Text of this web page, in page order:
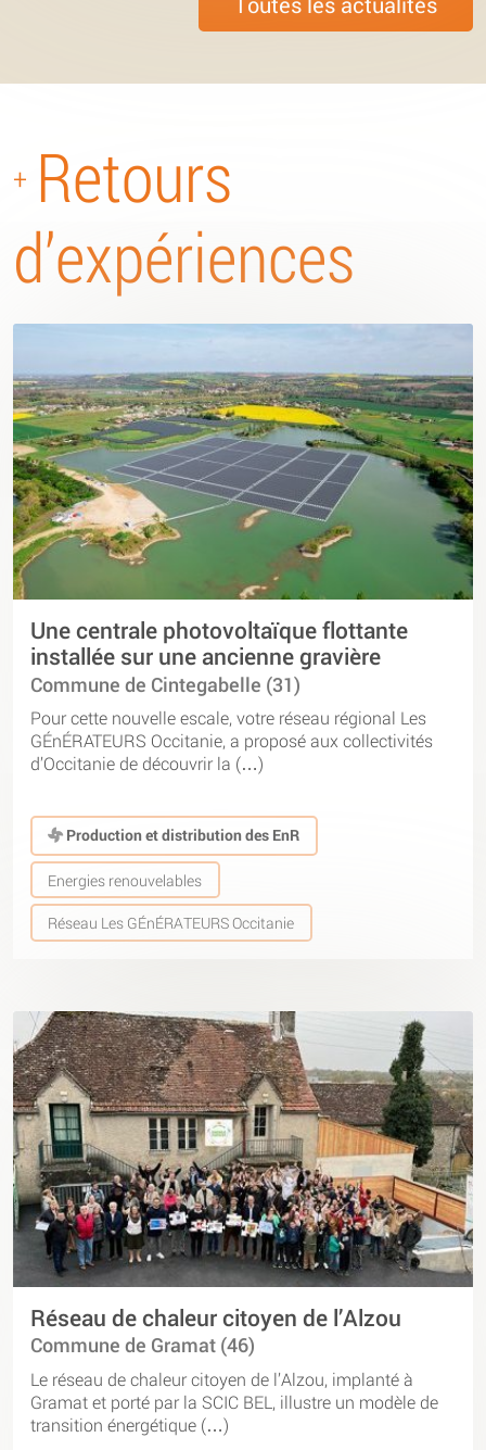
+ Retours
d’expériences
Une centrale photovoltaïque flottante
installée sur une ancienne gravière
Commune de Cintegabelle (31)
Pour cette nouvelle escale, votre réseau régional Les
GÉnÉRATEURS Occitanie, a proposé aux collectivités
d’Occitanie de découvrir la (…)
Production et distribution des EnR
Energies renouvelables
Réseau Les GÉnÉRATEURS Occitanie
Réseau de chaleur citoyen de l’Alzou
Commune de Gramat (46)
Le réseau de chaleur citoyen de l’Alzou, implanté à
Gramat et porté par la SCIC BEL, illustre un modèle de
transition énergétique (…)